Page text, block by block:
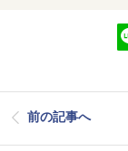
前の記事へ